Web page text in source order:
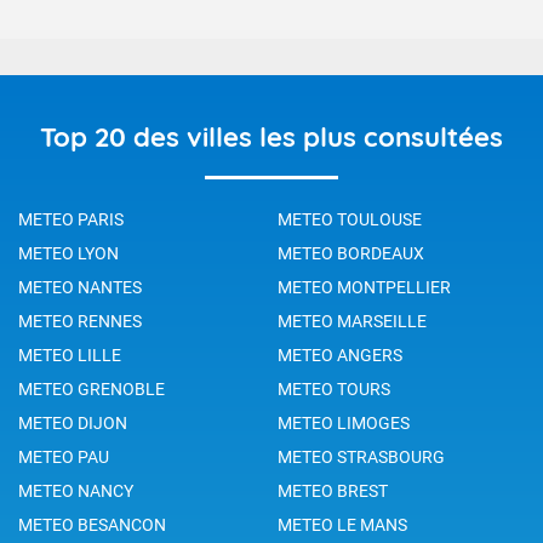
Top 20 des villes les plus consultées
METEO PARIS
METEO TOULOUSE
METEO LYON
METEO BORDEAUX
METEO NANTES
METEO MONTPELLIER
METEO RENNES
METEO MARSEILLE
METEO LILLE
METEO ANGERS
METEO GRENOBLE
METEO TOURS
METEO DIJON
METEO LIMOGES
METEO PAU
METEO STRASBOURG
METEO NANCY
METEO BREST
METEO BESANCON
METEO LE MANS